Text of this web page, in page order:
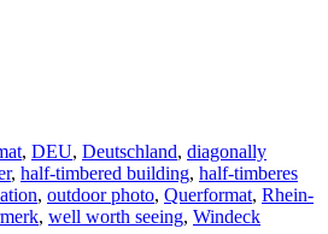
, DEU, Deutschland, diagonally
, half-timbered building, half-timberes
, outdoor photo, Querformat, Rhein-
, well worth seeing, Windeck